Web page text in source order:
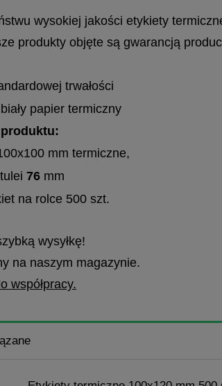
wysokiej jakości etykiety
produkty objęte są gwarancją
trwałości
papier termiczny
mm termiczne,
76 mm
na rolce 500 szt.
wysyłkę!
na naszym magazynie.
współpracy.